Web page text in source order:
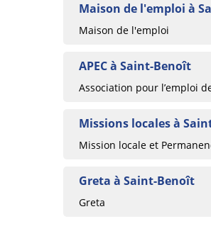
Maison de l'emploi à
Maison de l'emploi
APEC à Saint-Benoît
Association pour l’emploi
Missions locales à
Mission locale et
Greta à Saint-Benoît
Greta